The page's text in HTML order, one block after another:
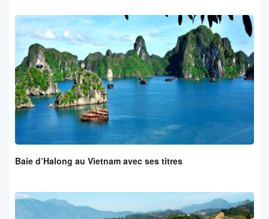
Baie d’Halong au Vietnam avec ses titres